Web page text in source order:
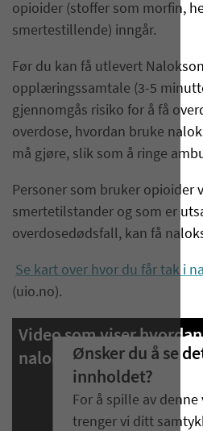
opioider (stoffer som morfin,
smertestillende) inngår.
Før du kan få utlevert
opplæringssamtale (3-5
gjennomgås risiko for å få
overdose, hvordan bruke
må gjøre, slik som å ringe
Personer som bruker opioider
smertetilstander og som er
overdosedødsfall, kan få
Se kart over hvor du får tak i
(uio.no).
Video som viser
nalokson nesespray
Ønsker du å se
innholdet?
For å spille av denne
trenger vi ditt